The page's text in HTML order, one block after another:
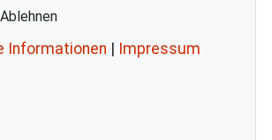
Ablehnen
Informationen Impressum